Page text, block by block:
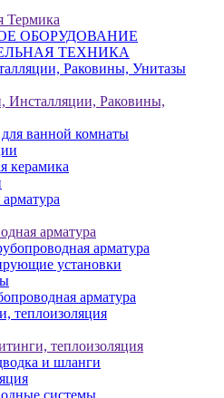
Термика
ОБОРУДОВАНИЕ
ТЕХНИКА
Раковины, Унитазы
Инсталляции, Раковины,
для ванной комнаты
керамика
арматура
арматура
установки
арматура
теплоизоляция
теплоизоляция
и шланги
системы